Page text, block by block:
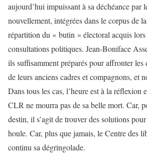
aujourd’hui impuissant à sa déchéance par
nouvellement, intégrées dans le corpus de
répartition du « butin » électoral acquis lors
consultations politiques. Jean-Boniface
ils suffisamment préparés pour affronter les
de leurs anciens cadres et compagnons, et
Dans tous les cas, l’heure est à la réflexion
CLR ne mourra pas de sa belle mort. Car,
destin, il s’agit de trouver des solutions
houle. Car, plus que jamais, le Centre des
continu sa dégringolade.